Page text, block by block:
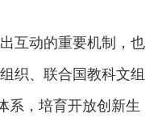
互动的重要机制，也
织、联合国教科文组
系，培育开放创新生